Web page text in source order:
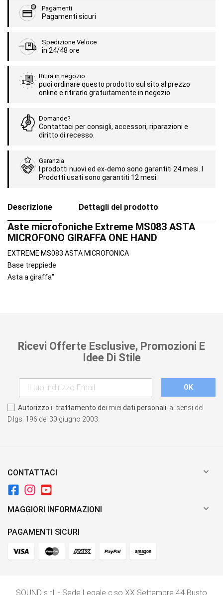
Pagamenti
Pagamenti sicuri
Spedizione Veloce
in 24/48 ore
Ritira in negozio
puoi ordinare questo prodotto sul sito al prezzo
online e ritirarlo gratuitamente in negozio.
Domande?
Contattaci per consigli, accessori, riparazioni e
diritto di recesso.
Garanzia
I prodotti nuovi ed ex-demo sono garantiti 24 mesi. I
Prodotti usati sono garantiti 12 mesi.
Descrizione Dettagli del prodotto
Aste microfoniche Extreme MS083 ASTA
MICROFONO GIRAFFA ONE HAND
EXTREME MS083 ASTA MICROFONICA
Base treppiede
Asta a giraffa"
Ricevi Offerte Esclusive, Promozioni E
Idee Di Stile
Autorizzo il trattamento dei miei dati personali , ai sensi del
D.lgs. 196 del 30 giugno 2003.
CONTATTACI 
MAGGIORI INFORMAZIONI 
PAGAMENTI SICURI
SOUND s.r.l. - Sede Legale c.so XX Settembre 44 Busto